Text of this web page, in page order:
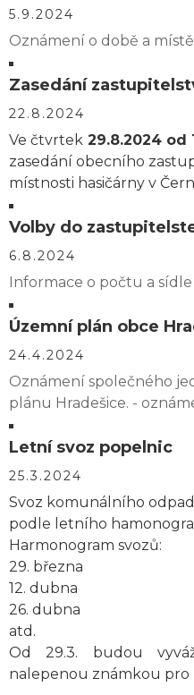
5.9.2024
Oznámení o době a
Zasedání
22.8.2024
Ve čtvrtek 29.8.2024 od
zasedání obecního
místnosti hasičárny v
Volby do
6.8.2024
Informace o počtu a
Územní plán obce
24.4.2024
Oznámení společného
plánu Hradešice. -
Letní svoz popelnic
25.3.2024
Svoz komunálního
podle letního
Harmonogram svozů:
29. března
12. dubna
26. dubna
atd.
Od 29.3. budou
nalepenou známkou pro